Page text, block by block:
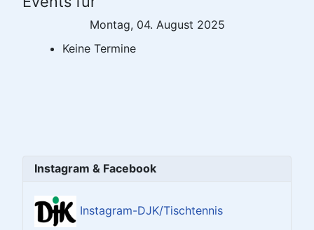
Montag, 04. August 2025
Keine Termine
Instagram & Facebook
Instagram-DJK/Tischtennis